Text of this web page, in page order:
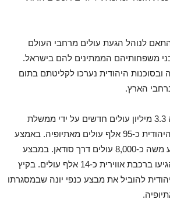
לנוהל הגעת עולים מרחבי העולם
משפחותיהם הממתינים להם בישראל.
היהודית נערכו לקליטתם בתום
הארץ.
מקום המדינה עלו ארצה 3.3 מיליון עולים חדשים על ידי ממשלת
ישראל ובסיוע הסוכנות היהודית כ-95 אלף עולים מאתיופיה. באמצע
שנות ה-80 הגיעו במבצע משה כ-8,000 עולים דרך סודאן. במבצע
שלמה שנערך ב-1991 הגיעו ברכבת אווירית כ-14 אלף עולים. בקיץ
היהודית להוביל את מבצע כנפי יונה שבמסגרתו